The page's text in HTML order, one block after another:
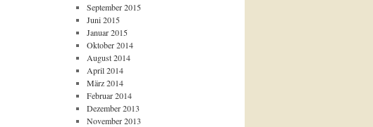
September 2015
Juni 2015
Januar 2015
Oktober 2014
August 2014
April 2014
März 2014
Februar 2014
Dezember 2013
November 2013